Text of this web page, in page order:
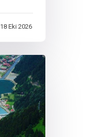
18 Eki 2026